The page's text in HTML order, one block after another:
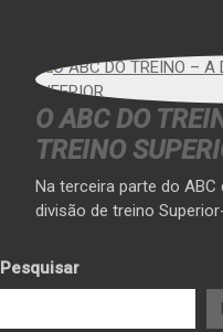
O ABC DO
TREINO
Na terceira parte do
divisão de treino
Pesquisar